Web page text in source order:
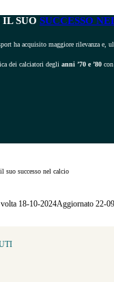
SUO SUCCESSO
ha acquisito maggiore rilevanza e,
dei calciatori degli anni ’70 e ’80
suo successo nel calcio
18-10-2024Aggiornato 22-